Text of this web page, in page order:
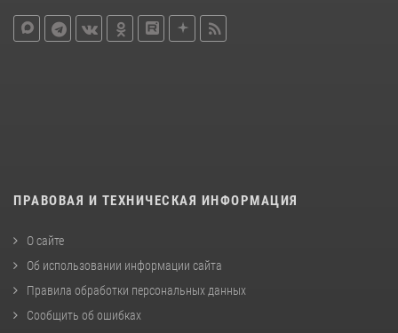
ПРАВОВАЯ И ТЕХНИЧЕСКАЯ ИНФОРМАЦИЯ
О сайте
Об использовании информации сайта
Правила обработки персональных данных
Сообщить об ошибках